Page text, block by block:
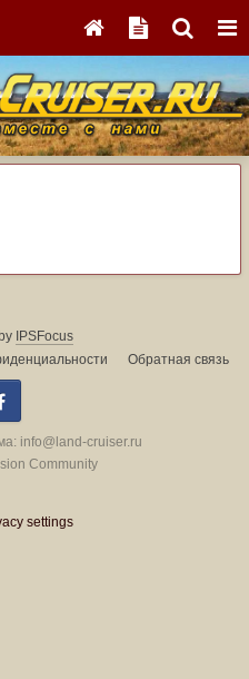
by IPSFocus
Обратная связь
info@land-cruiser.ru
Community
settings